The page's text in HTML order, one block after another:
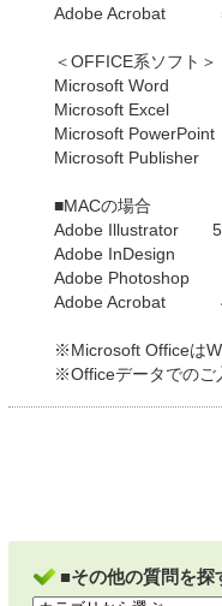
Adobe Acrobat 5.0
＜OFFICE系ソフト＞
Microsoft Word
Microsoft Excel
Microsoft
Microsoft Publisher
■MACの場合
Adobe Illustrator 5.0
Adobe InDesign
Adobe Photoshop
Adobe Acrobat 4.0
※Microsoft Officeは
※Officeデータでのご
■その他の質問を探